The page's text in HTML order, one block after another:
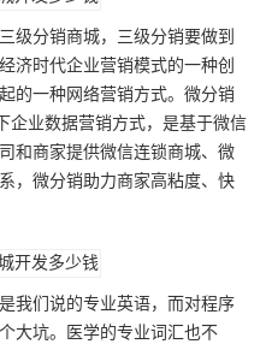
级分销商城，三级分销要做到
济时代企业营销模式的一种创
的一种网络营销方式。微分销
企业数据营销方式，是基于微信
和商家提供微信连锁商城、微
，微分销助力商家高粘度、快
我们说的专业英语，而对程序
大坑。医学的专业词汇也不